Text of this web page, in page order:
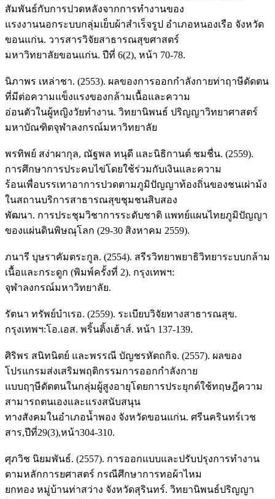
สัมพันธ์กับการปวดหลังจากการทำงานของ
แรงงานนอกระบบกลุ่มเย็บผ้าสำเร็จรูป อำเภอหนองเรือ จังหวัด
ขอนแก่น. วารสารวิจัยสาธารณสุขศาสตร์
มหาวิทยาลัยขอนแก่น. ปีที่ 6(2), หน้า 70-78.
นิภาพร เหล่าชา. (2553). ผลของการออกกำลังกายท่าฤาษีดัดตน
ที่มีต่อความแข็งแรงของกล้ามเนื้อและความ
อ่อนตัวในผู้หญิงวัยทำงาน. วิทยานิพนธ์ ปริญญาวิทยาศาสตร์
มหาบัณฑิตจุฬาลงกรณ์มหาวิทยาลัย
พรทิพย์ สง่าผากุล, ณัฐพล ทนุดี และนิธิกานต์ ชมชื่น. (2559).
การศึกษาการประคบไข่โดยใช้ร่วมกับเงินและความ
ร้อนเพื่อบรรเทาอาการปวดตามภูมิปัญญาท้องถิ่นของชนเผ่าม้ง
ในสถานบริการสาธารณสุขชุมชนสิบสอง
พัฒนา. การประชุมวิชาการระดับชาติ แพทย์แผนไทยภูมิปัญญา
ของแผ่นดินพิษณุโลก (29-30 สิงหาคม 2559).
ภนารี บุษราคัมตระกูล. (2554). สรีรวิทยาพยาธิวิทยาระบบกล้าม
เนื้อและกระดูก (พิมพ์ครั้งที่ 2). กรุงเทพฯ:
จุฬาลงกรณ์มหาวิทยาลัย.
รัตนา ทรัพย์บำเรอ. (2559). ระเบียบวิจัยทางสาธารณสุข.
กรุงเทพฯ:โอ.เอส. พริ้นติ้งเฮ้าส์. หน้า 137-139.
ศิริพร สนิทนิตย์ และพรรณี บัญชรหัตถกิจ. (2557). ผลของ
โปรแกรมส่งเสริมพฤติกรรมการออกกำลังกาย
แบบฤๅษีดัดตนในกลุ่มผู้สูงอายุโดยการประยุกต์ใช้ทฤษฎีความ
สามารถตนเองและแรงสนับสนุน
ทางสังคมในอำเภอน้ำพอง จังหวัดขอนแก่น. ศรีนครินทร์เวช
สาร,ปีที่29(3),หน้า304-310.
ศุภวิช นิยมพันธ์. (2557). การออกแบบและปรับปรุงการทำงาน
ตามหลักการยศาสตร์ กรณีศึกษาการทอผ้าไหม
ยกทอง หมู่บ้านท่าสว่าง จังหวัดสุรินทร์. วิทยานิพนธ์ปริญญา